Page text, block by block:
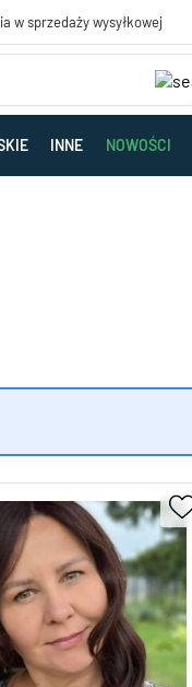
w sprzedaży wysyłkowej
INNE NOWOŚCI